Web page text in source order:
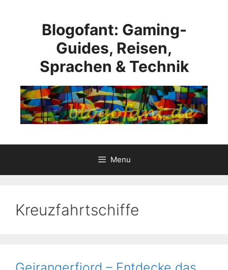
Blogofant: Gaming-
Guides, Reisen,
Sprachen & Technik
Menu
Kreuzfahrtschiffe